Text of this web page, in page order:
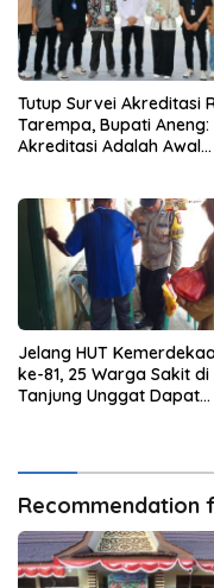
Tutup Survei Akreditasi
Tarempa, Bupati Aneng:
Akreditasi Adalah Awal
Jelang HUT
ke-81, 25 Warga Sakit di
Tanjung Unggat Dapat
Recommendation